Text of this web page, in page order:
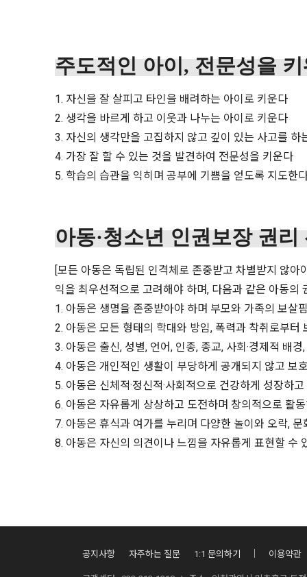
주도적인 아이, 전문성을
1. 자신을 잘 살피고 타인을 배려하는 아이로 키운다
2. 생각을 바르게 하고 이웃과 나누는 아이로 키운다
3. 자신의 생각만을 고집하지 않고 깊이 있는 사고를 하
4. 가장 잘 할 수 있는 것을 발견하여 전문성을 키운다
5. 학습의 습관을 익히며 공부에 기쁨을 얻도록 지도한
아동·청소년 인권보장 권리
[모든 아동은 독립된 인격체로 존중받고 차별받지 않
익을 최우선적으로 고려해야 하며, 다음과 같은 아동의
1. 아동은 생명을 존중받아야 하며 부모와 가족의 보살
2. 아동은 모든 형태의 학대와 방임, 폭력과 착취로부터
3. 아동은 출신, 성별, 언어, 인종, 종교, 사회·경제적 배
4. 아동은 개인적인 생활이 부당하게 공개되지 않고 보
5. 아동은 신체적·정신적·사회적으로 건강하게 성장하
6. 아동은 자유롭게 상상하고 도전하며 창의적으로 활
7. 아동은 휴식과 여가를 누리며 다양한 놀이와 오락,
8. 아동은 자신의 의견이나 느낌을 자유롭게 표현할 수
공지사항 자주하는 질문 1:1 문의하기 이용약관